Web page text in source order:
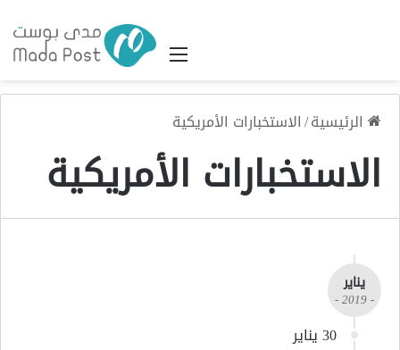
القائمة
الرئيسية/الاستخبارات الأمريكية
الاستخبارات الأمريكية
يناير
- 2019 -
30 يناير